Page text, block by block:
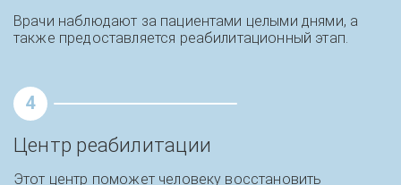
Врачи наблюдают за пациентами целыми днями, а
также предоставляется реабилитационный этап.
4
Центр реабилитации
Этот центр поможет человеку восстановить